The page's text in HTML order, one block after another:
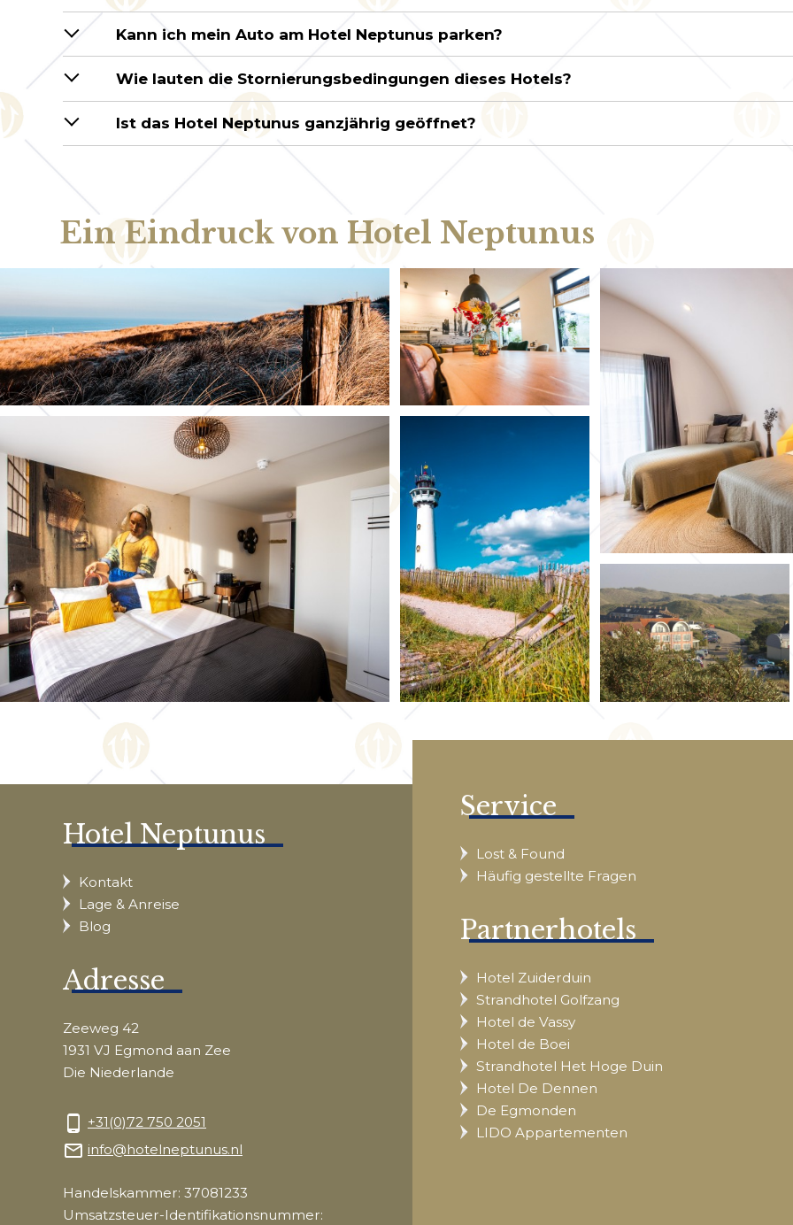
Kann ich mein Auto am Hotel Neptunus parken?
Wie lauten die Stornierungsbedingungen dieses Hotels?
Ist das Hotel Neptunus ganzjährig geöffnet?
Ein Eindruck von Hotel Neptunus
Hotel Neptunus
Kontakt
Lage & Anreise
Blog
Adresse
Zeeweg 42
1931 VJ Egmond aan Zee
Die Niederlande
phone_android +31(0)72 750 2051
mail_outline info@hotelneptunus.nl
Handelskammer: 37081233
Umsatzsteuer-Identifikationsnummer:
Service
Lost & Found
Häufig gestellte Fragen
Partnerhotels
Hotel Zuiderduin
Strandhotel Golfzang
Hotel de Vassy
Hotel de Boei
Strandhotel Het Hoge Duin
Hotel De Dennen
De Egmonden
LIDO Appartementen